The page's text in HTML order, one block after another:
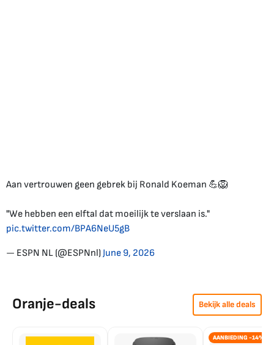
Aan vertrouwen geen gebrek bij Ronald Koeman 💪🦁
"We hebben een elftal dat moeilijk te verslaan is."
pic.twitter.com/BPA6NeU5gB
— ESPN NL (@ESPNnl)June 9, 2026
Oranje-deals Bekijk alle deals
AANBIEDING -14%